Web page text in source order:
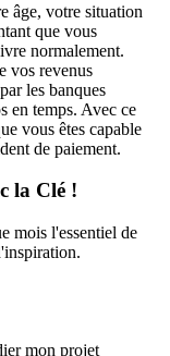
âge, votre situation
que vous
normalement.
vos revenus
les banques
en temps. Avec ce
vous êtes capable
de paiement.
la Clé !
mois l'essentiel de
mon projet